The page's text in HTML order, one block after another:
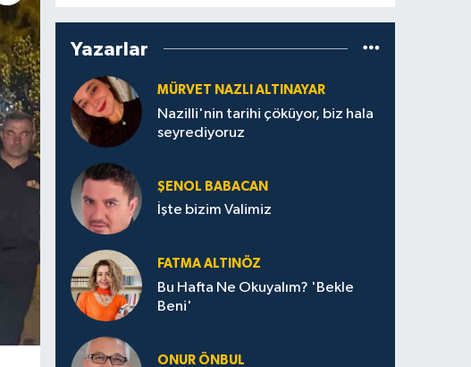
Yazarlar
MÜRVET NAZLI ALTINAYAR
Nazilli'nin tarihi çöküyor, biz hala
seyrediyoruz
ŞENOL BABACAN
İşte bizim Valimiz
FATMA ALTINÖZ
Bu Hafta Ne Okuyalım? 'Bekle
Beni'
ONUR ÖNBUL